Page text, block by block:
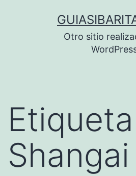
Otro sitio
Shangai